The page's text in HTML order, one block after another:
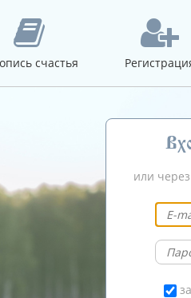
счастья
или